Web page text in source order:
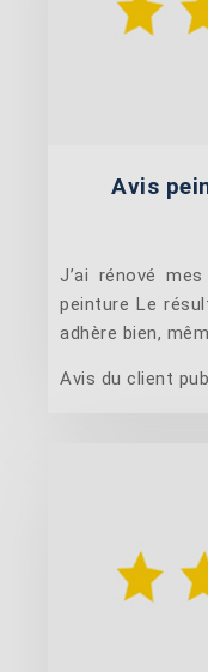
Avis
J’ai rénové
peinture Le
adhère bien,
Avis du client